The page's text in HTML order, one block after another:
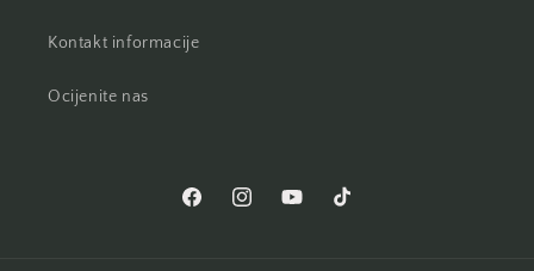
Kontakt informacije
Ocijenite nas
FacebookInstagramYouTubeTikTok